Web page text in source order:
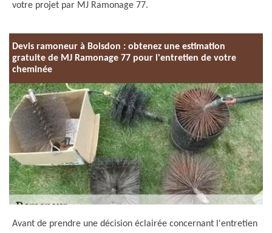
votre projet par MJ Ramonage 77.
Devis ramoneur à Boisdon : obtenez une estimation
gratuite de MJ Ramonage 77 pour l'entretien de votre
cheminée
Avant de prendre une décision éclairée concernant l'entretien